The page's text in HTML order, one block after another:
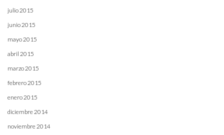
julio 2015
junio 2015
mayo 2015
abril 2015
marzo 2015
febrero 2015
enero 2015
diciembre 2014
noviembre 2014